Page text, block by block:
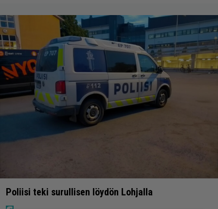
Poliisi teki surullisen löydön Lohjalla